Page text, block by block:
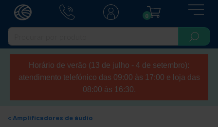
0
Horário de verão (13 de julho - 4 de setembro):
atendimento telefónico das 09:00 às 17:00 e loja das
08:00 às 16:30.
Amplificadores de áudio